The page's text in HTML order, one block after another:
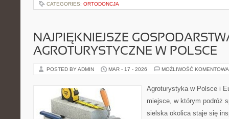
CATEGORIES: ORTODONCJA
NAJPIĘKNIEJSZE
AGROTURYSTYCZNE W POLSCE
POSTED BY ADMIN MAR - 17 - 2026 MOŻLIWOŚĆ
Agroturystyka w Polsce i
miejsce, w którym podróż
sielska okolica staje się